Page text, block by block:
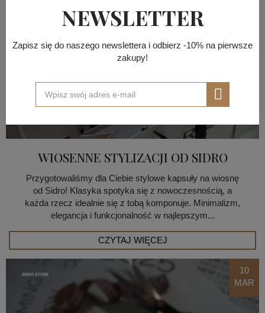
WIOSENNE STYLIZACJI OD SIDRO
Przygotowaliśmy dla Ciebie stylowe kapsuły na wiosnę
od Sidro! Klasyka spotyka się z nowoczesnością, a
każda rzecz idealnie się z tobą komponuje. Minimalizm,
elegancja i funkcjonalność w najlepszym...
CZYTAJ WIĘCEJ
10
MAR
NEWSLETTER
Zapisz się do naszego newslettera i odbierz -10% na pierwsze
zakupy!